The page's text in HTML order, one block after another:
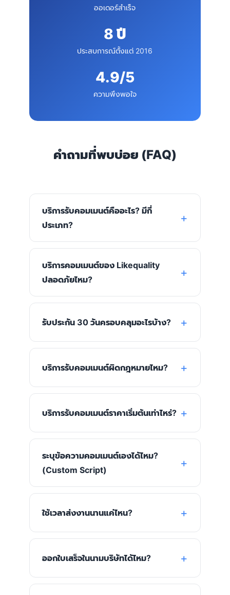
ออเดอร์สำเร็จ
8 ปี
ประสบการณ์ตั้งแต่ 2016
4.9/5
ความพึงพอใจ
คำถามที่พบบ่อย (FAQ)
บริการรับคอมเมนต์คืออะไร? มีกี่
ประเภท?
บริการคอมเมนต์ของ Likequality
ปลอดภัยไหม?
รับประกัน 30 วันครอบคลุมอะไรบ้าง?
บริการรับคอมเมนต์ผิดกฎหมายไหม?
บริการรับคอมเมนต์ราคาเริ่มต้นเท่าไหร่?
ระบุข้อความคอมเมนต์เองได้ไหม?
(Custom Script)
ใช้เวลาส่งงานนานแค่ไหน?
ออกใบเสร็จในนามบริษัทได้ไหม?